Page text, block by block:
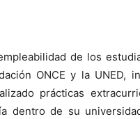
de los
ONCE y la
prácticas
dentro de su